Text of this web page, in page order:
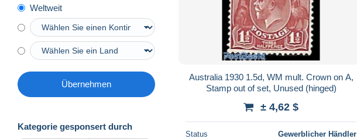
Weltweit
Übernehmen
Kategorie gesponsert durch
Australia 1930 1.5d, WM mult. Crown on A,
Stamp out of set, Unused (hinged)
± 4,62 $
Status Gewerblicher Händler